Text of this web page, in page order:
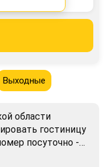
Выходные
области
гостиницу
посуточно -
цены,